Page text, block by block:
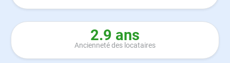
2.9 ans
Ancienneté des locataires